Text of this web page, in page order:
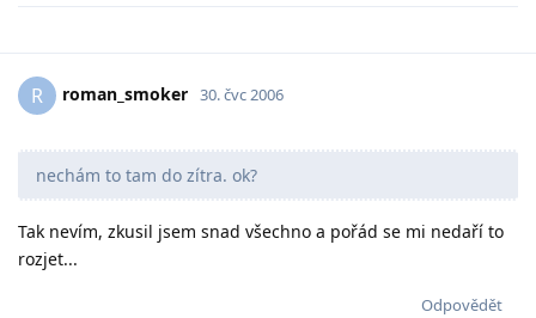
R roman_smoker 30. čvc 2006
nechám to tam do zítra. ok?
Tak nevím, zkusil jsem snad všechno a pořád se mi nedaří to
rozjet...
Odpovědět